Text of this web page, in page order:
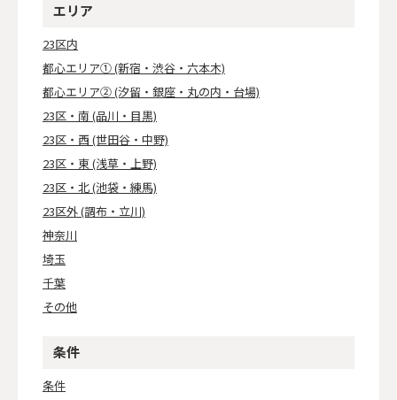
エリア
23区内
都心エリア① (新宿・渋谷・六本木)
都心エリア② (汐留・銀座・丸の内・台場)
23区・南 (品川・目黒)
23区・西 (世田谷・中野)
23区・東 (浅草・上野)
23区・北 (池袋・練馬)
23区外 (調布・立川)
神奈川
埼玉
千葉
その他
条件
条件